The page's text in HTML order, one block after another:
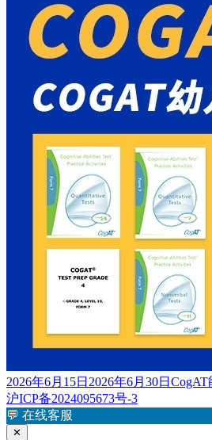
发
布
于
2026年6月15日 2026年6月30日 标
沪ICP备2024095673号-3
💬 在线客服
✕